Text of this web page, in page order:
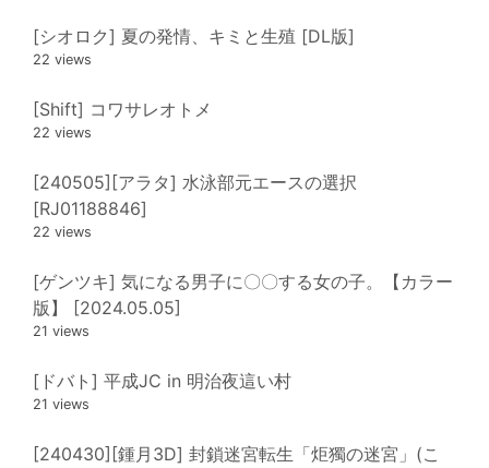
[シオロク] 夏の発情、キミと生殖 [DL版]
22 views
[Shift] コワサレオトメ
22 views
[240505][アラタ] 水泳部元エースの選択
[RJ01188846]
22 views
[ゲンツキ] 気になる男子に〇〇する女の子。【カラー
版】 [2024.05.05]
21 views
[ドバト] 平成JC in 明治夜這い村
21 views
[240430][鍾月3D] 封鎖迷宮転生「炬獨の迷宮」(こ